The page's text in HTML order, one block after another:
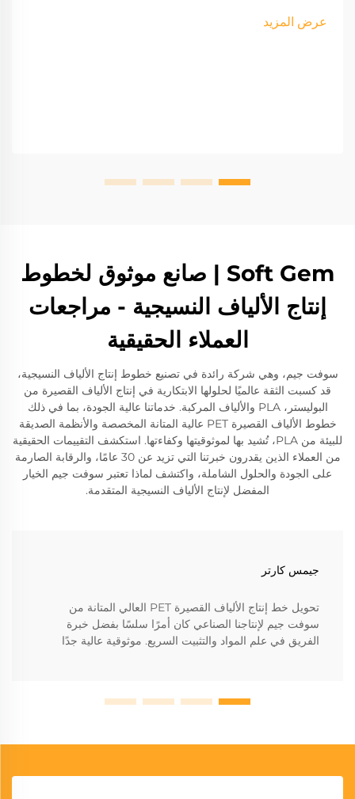
عرض المزيد
Soft Gem | صانع موثوق لخطوط
إنتاج الألياف النسيجية - مراجعات
العملاء الحقيقية
سوفت جيم، وهي شركة رائدة في تصنيع خطوط إنتاج الألياف النسيجية،
قد كسبت الثقة عالميًا لحلولها الابتكارية في إنتاج الألياف القصيرة من
البوليستر، PLA والألياف المركبة. خدماتنا عالية الجودة، بما في ذلك
خطوط الألياف القصيرة PET عالية المتانة المخصصة والأنظمة الصديقة
للبيئة من PLA، تُشيد بها لموثوقيتها وكفاءتها. استكشف التقييمات الحقيقية
من العملاء الذين يقدرون خبرتنا التي تزيد عن 30 عامًا، والرقابة الصارمة
على الجودة والحلول الشاملة، واكتشف لماذا تعتبر سوفت جيم الخيار
المفضل لإنتاج الألياف النسيجية المتقدمة.
جيمس كارتر
تحويل خط إنتاج الألياف القصيرة PET العالي المتانة من
سوفت جيم لإنتاجنا الصناعي كان أمرًا سلسًا بفضل خبرة
الفريق في علم المواد والتثبيت السريع. موثوقية عالية جدًا